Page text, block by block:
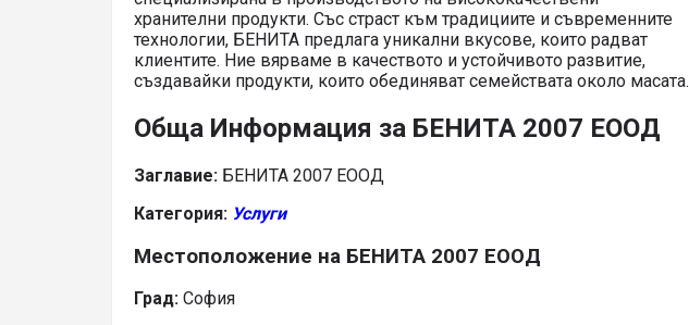
хранителни продукти. Със страст към традициите и съвременните
технологии, БЕНИТА предлага уникални вкусове, които радват
клиентите. Ние вярваме в качеството и устойчивото развитие,
създавайки продукти, които обединяват семействата около масата.
Обща Информация за БЕНИТА 2007 ЕООД
Заглавие: БЕНИТА 2007 ЕООД
Категория: Услуги
Местоположение на БЕНИТА 2007 ЕООД
Град: София